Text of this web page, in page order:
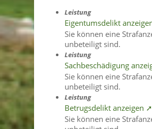
Leistung
Eigentumsdelikt
Sie können eine
unbeteiligt sind.
Leistung
Sachbeschädigung
Sie können eine
unbeteiligt sind.
Leistung
Betrugsdelikt anzeigen ➚
Sie können eine